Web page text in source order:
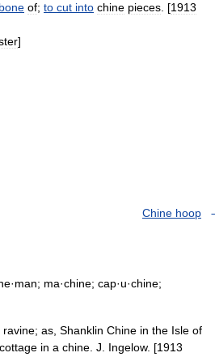
of; to cut into chine pieces . [1913
]
Chine hoop
ma·chine; cap·u·chine;
as, Shanklin Chine in the Isle of
in a chine. J. Ingelow. [1913